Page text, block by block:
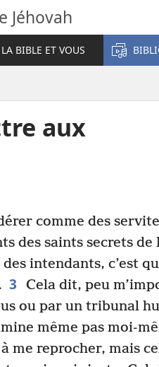
Jéhovah
LA BIBLE ET VOUS
aux
comme des
des saints secrets de
intendants, c’est
3
Cela dit, peu
ou par un tribunal
même pas moi-
me reprocher, mais